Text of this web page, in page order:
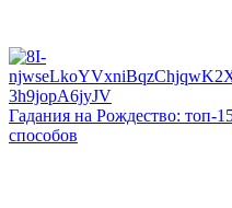
Гадания на Рождество: топ-
способов